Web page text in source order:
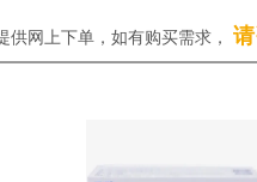
网上下单，如有购买需求，